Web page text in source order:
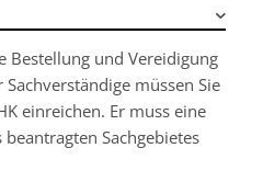
Bestellung und Vereidigung
müssen Sie
einreichen. Er muss eine
Sachgebietes